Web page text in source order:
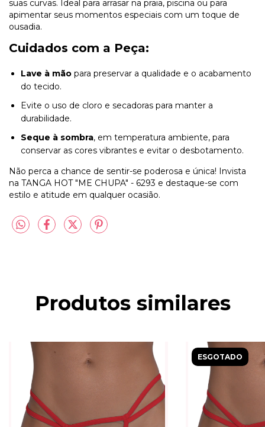
suas curvas. Ideal para arrasar na praia, piscina ou para
apimentar seus momentos especiais com um toque de
ousadia.
Cuidados com a Peça:
Lave à mão para preservar a qualidade e o acabamento
do tecido.
Evite o uso de cloro e secadoras para manter a
durabilidade.
Seque à sombra, em temperatura ambiente, para
conservar as cores vibrantes e evitar o desbotamento.
Não perca a chance de sentir-se poderosa e única! Invista
na TANGA HOT "ME CHUPA" - 6293 e destaque-se com
estilo e atitude em qualquer ocasião.
Produtos similares
ESGOTADO